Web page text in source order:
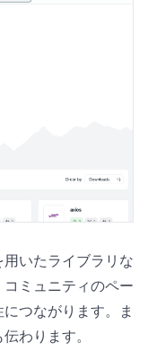
いたライブラリな
ミュニティのペー
つながります。ま
わります。